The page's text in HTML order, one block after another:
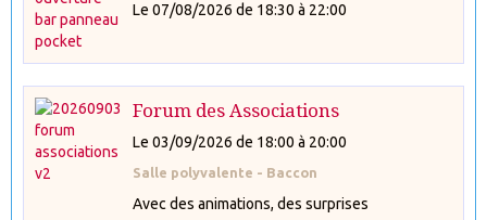
Le 07/08/2026 de 18:30 à 22:00
Forum des Associations
Le 03/09/2026 de 18:00 à 20:00
Salle polyvalente - Baccon
Avec des animations, des surprises